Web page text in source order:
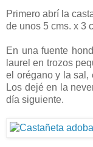
Primero abrí la
de unos 5 cms. x 3
En una fuente
laurel en trozos
el orégano y la sal,
Los dejé en la
día siguiente.